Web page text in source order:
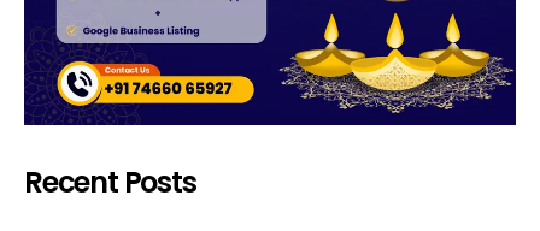
Recent Posts